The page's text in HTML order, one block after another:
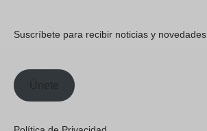
Suscríbete para recibir noticias y novedades
Únete